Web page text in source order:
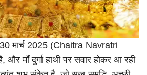
30 मार्च 2025 (Chaitra Navratri
माँ दुर्गा हाथी पर सवार होकर आ रही